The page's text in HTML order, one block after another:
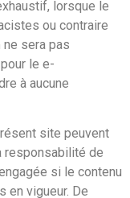
lorsque le
ou contraire
sera pas
le e-
à aucune
site peuvent
responsabilité de
si le contenu
en vigueur. De